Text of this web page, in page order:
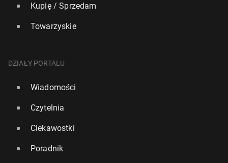
Kupię / Sprzedam
Towarzyskie
DZIAŁY PORTALU
Wiadomości
Czytelnia
Ciekawostki
Poradnik